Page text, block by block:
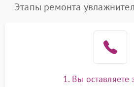
1000 ₽
Повреждение системы
Этапы ремонта
1. Вы оставляете